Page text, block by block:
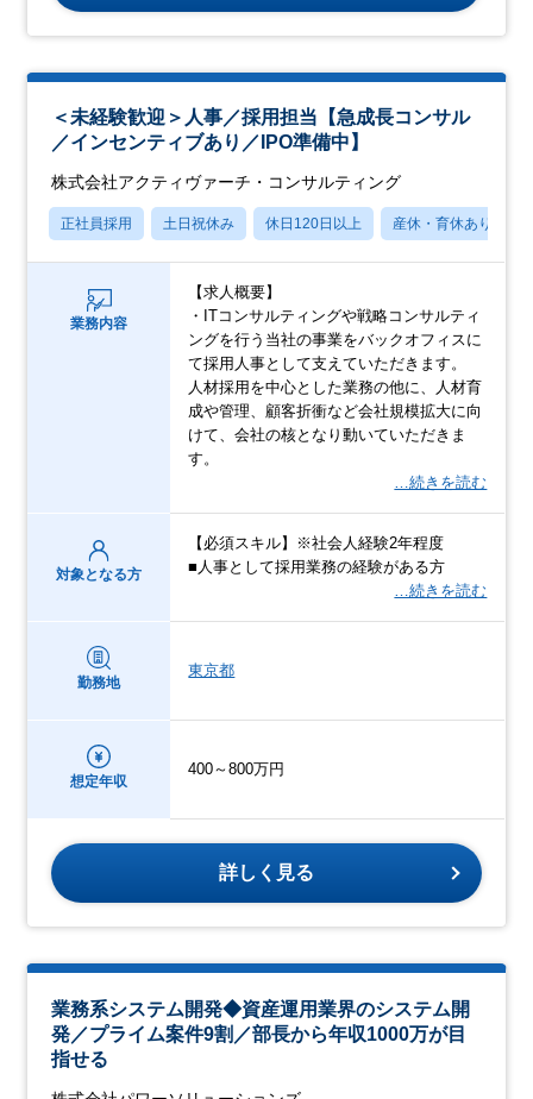
＜未経験歓迎＞人事／採用担当【急成長コンサル
／インセンティブあり／IPO準備中】
株式会社アクティヴァーチ・コンサルティング
正社員採用 土日祝休み 休日120日以上 産休・育休あり
業務内容
【求人概要】
・ITコンサルティングや戦略コンサルティ
ングを行う当社の事業をバックオフィスに
て採用人事として支えていただきます。
人材採用を中心とした業務の他に、人材育
成や管理、顧客折衝など会社規模拡大に向
けて、会社の核となり動いていただきま
す。
…続きを読む
対象となる方
【必須スキル】※社会人経験2年程度
■人事として採用業務の経験がある方
…続きを読む
勤務地
東京都
想定年収
400～800万円
詳しく見る
業務系システム開発◆資産運用業界のシステム開
発／プライム案件9割／部長から年収1000万が目
指せる